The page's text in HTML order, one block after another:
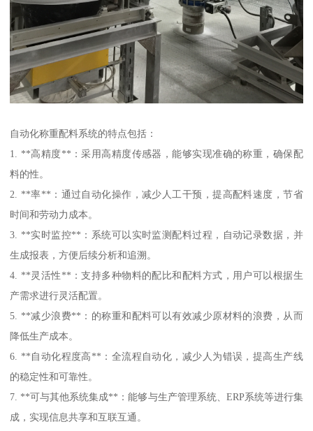
自动化称重配料系统的特点包括：
1. **高精度**：采用高精度传感器，能够实现准确的称重，确保配
料的性。
2. **率**：通过自动化操作，减少人工干预，提高配料速度，节省
时间和劳动力成本。
3. **实时监控**：系统可以实时监测配料过程，自动记录数据，并
生成报表，方便后续分析和追溯。
4. **灵活性**：支持多种物料的配比和配料方式，用户可以根据生
产需求进行灵活配置。
5. **减少浪费**：的称重和配料可以有效减少原材料的浪费，从而
降低生产成本。
6. **自动化程度高**：全流程自动化，减少人为错误，提高生产线
的稳定性和可靠性。
7. **可与其他系统集成**：能够与生产管理系统、ERP系统等进行集
成，实现信息共享和互联互通。